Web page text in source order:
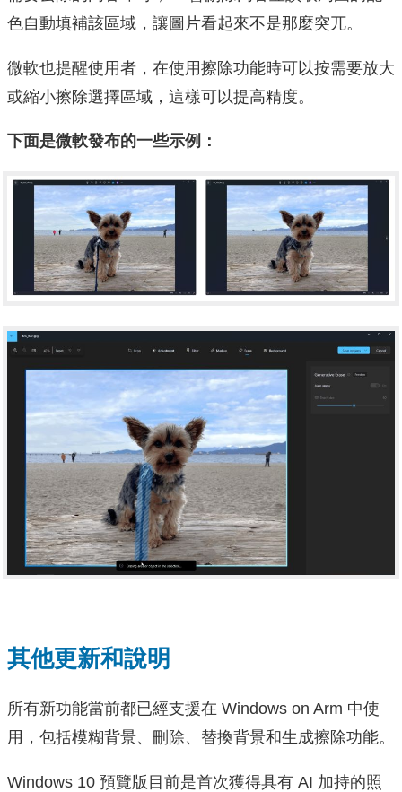
色自動填補該區域，讓圖片看起來不是那麼突兀。
微軟也提醒使用者，在使用擦除功能時可以按需要放大
或縮小擦除選擇區域，這樣可以提高精度。
下面是微軟發布的一些示例：
其他更新和說明
所有新功能當前都已經支援在 Windows on Arm 中使
用，包括模糊背景、刪除、替換背景和生成擦除功能。
Windows 10 預覽版目前是首次獲得具有 AI 加持的照